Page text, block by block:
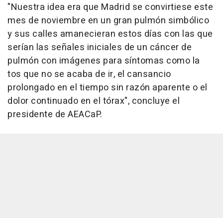
"Nuestra idea era que Madrid se convirtiese este
mes de noviembre en un gran pulmón simbólico
y sus calles amanecieran estos días con las que
serían las señales iniciales de un cáncer de
pulmón con imágenes para síntomas como la
tos que no se acaba de ir, el cansancio
prolongado en el tiempo sin razón aparente o el
dolor continuado en el tórax", concluye el
presidente de AEACaP.